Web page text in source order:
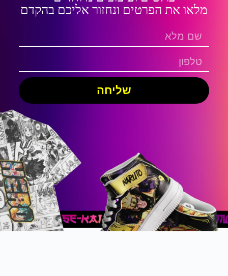
מלאו את הפרטים ונחזור אליכם בהקדם
שליחה